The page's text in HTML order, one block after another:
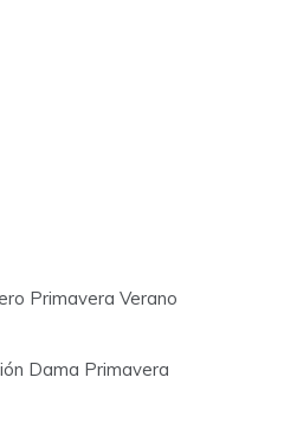
Primavera Verano
Dama Primavera